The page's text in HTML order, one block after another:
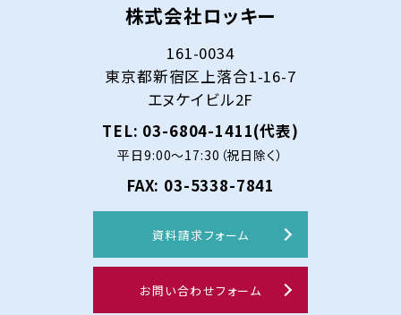
株式会社ロッキー
161-0034
東京都新宿区上落合1-16-7
エヌケイビル2F
TEL: 03-6804-1411(代表)
平日9:00～17:30（祝日除く）
FAX: 03-5338-7841
資料請求フォーム
お問い合わせフォーム